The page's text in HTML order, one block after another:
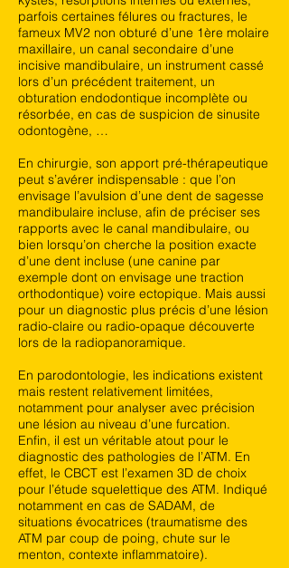
parfois certaines félures ou fractures, le
fameux MV2 non obturé d’une 1ère molaire
maxillaire, un canal secondaire d’une
incisive mandibulaire, un instrument cassé
lors d’un précédent traitement, un
obturation endodontique incomplète ou
résorbée, en cas de suspicion de sinusite
odontogène, …
En chirurgie, son apport pré-thérapeutique
peut s’avérer indispensable : que l’on
envisage l’avulsion d’une dent de sagesse
mandibulaire incluse, afin de préciser ses
rapports avec le canal mandibulaire, ou
bien lorsqu’on cherche la position exacte
d’une dent incluse (une canine par
exemple dont on envisage une traction
orthodontique) voire ectopique. Mais aussi
pour un diagnostic plus précis d’une lésion
radio-claire ou radio-opaque découverte
lors de la radiopanoramique.
En parodontologie, les indications existent
mais restent relativement limitées,
notamment pour analyser avec précision
une lésion au niveau d’une furcation.
Enfin, il est un véritable atout pour le
diagnostic des pathologies de l’ATM. En
effet, le CBCT est l’examen 3D de choix
pour l’étude squelettique des ATM. Indiqué
notamment en cas de SADAM, de
situations évocatrices (traumatisme des
ATM par coup de poing, chute sur le
menton, contexte inflammatoire).